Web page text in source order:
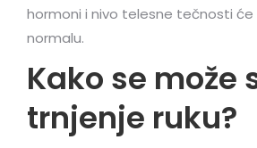
hormoni i nivo telesne tečnosti će
normalu.
Kako se može
trnjenje ruku?